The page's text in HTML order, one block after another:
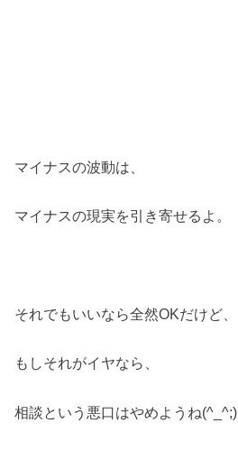
マイナスの波動は、
マイナスの現実を引き寄せるよ。
それでもいいなら全然OKだけど、
もしそれがイヤなら、
相談という悪口はやめようね(^_^;)